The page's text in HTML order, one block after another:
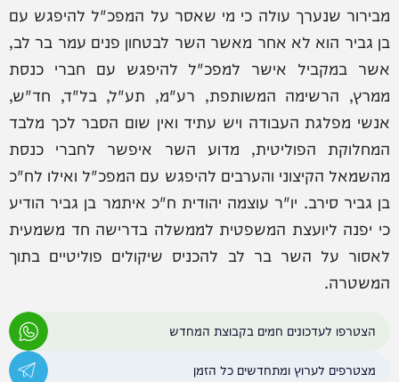
מבירור שנערך עולה כי מי שאסר על המפכ"ל להיפגש עם
בן גביר הוא לא אחר מאשר השר לבטחון פנים עמר בר לב,
אשר במקביל אישר למפכ"ל להיפגש עם חברי כנסת
ממרץ, הרשימה המשותפת, רע"מ, תע"ל, בל"ד, חד"ש,
אנשי מפלגת העבודה ויש עתיד ואין שום הסבר לכך מלבד
המחלוקת הפוליטית, מדוע השר איפשר לחברי כנסת
מהשמאל הקיצוני והערבים להיפגש עם המפכ"ל ואילו לח"כ
בן גביר סירב. יו"ר עוצמה יהודית ח"כ איתמר בן גביר הודיע
כי יפנה ליועצת המשפטית לממשלה בדרישה חד משמעית
לאסור על השר בר לב להכניס שיקולים פוליטיים בתוך
המשטרה.
הצטרפו לעדכונים חמים בקבוצת המחדש
מצטרפים לערוץ ומתחדשים כל הזמן